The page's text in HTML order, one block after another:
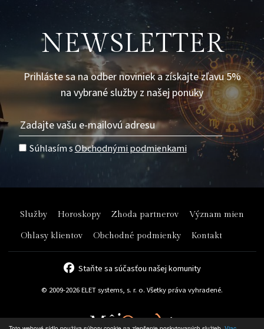
NEWSLETTER
Prihláste sa na odber noviniek a získajte zľavu 5%
na vybrané služby z našej ponuky
Súhlasím sObchodnými podmienkami
Služby Horoskopy Zhoda partnerov Význam mien
Ohlasy klientov Obchodné podmienky Kontakt
Staňte sa súčasťou našej komunity
© 2009-2026 ELET systems, s. r. o. Všetky práva vyhradené.